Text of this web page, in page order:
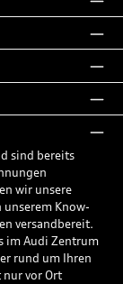
sind bereits
wir unsere
Know-
versandbereit.
im Audi Zentrum
rund um Ihren
vor Ort